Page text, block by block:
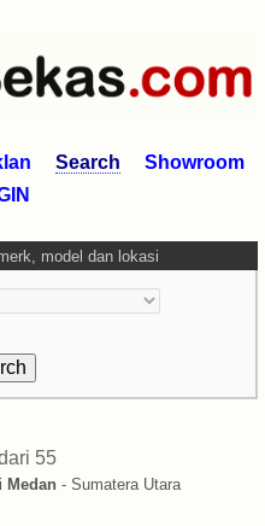
Search
Showroom
model dan lokasi
55
Medan - Sumatera Utara